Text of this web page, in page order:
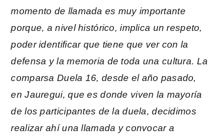
momento de llamada es muy importante
porque, a nivel histórico, implica un respeto,
poder identificar que tiene que ver con la
defensa y la memoria de toda una cultura. La
comparsa Duela 16, desde el año pasado,
en Jauregui, que es donde viven la mayoría
de los participantes de la duela, decidimos
realizar ahí una llamada y convocar a